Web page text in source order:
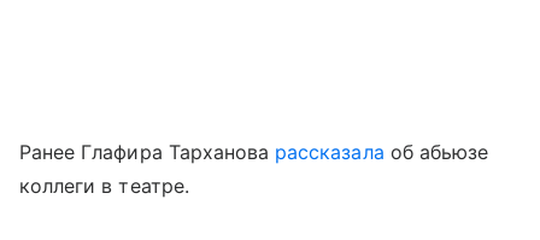
Ранее Глафира Тарханова рассказала об абьюзе
коллеги в театре.